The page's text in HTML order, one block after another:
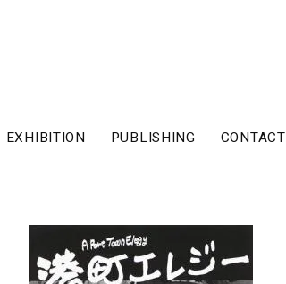
EXHIBITION PUBLISHING CONTACT